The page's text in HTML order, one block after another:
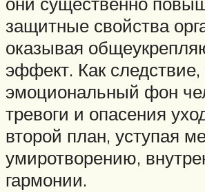
защитные свойства
оказывая
эффект. Как
эмоциональный фон
тревоги и опасения
второй план, уступая
умиротворению,
гармонии.